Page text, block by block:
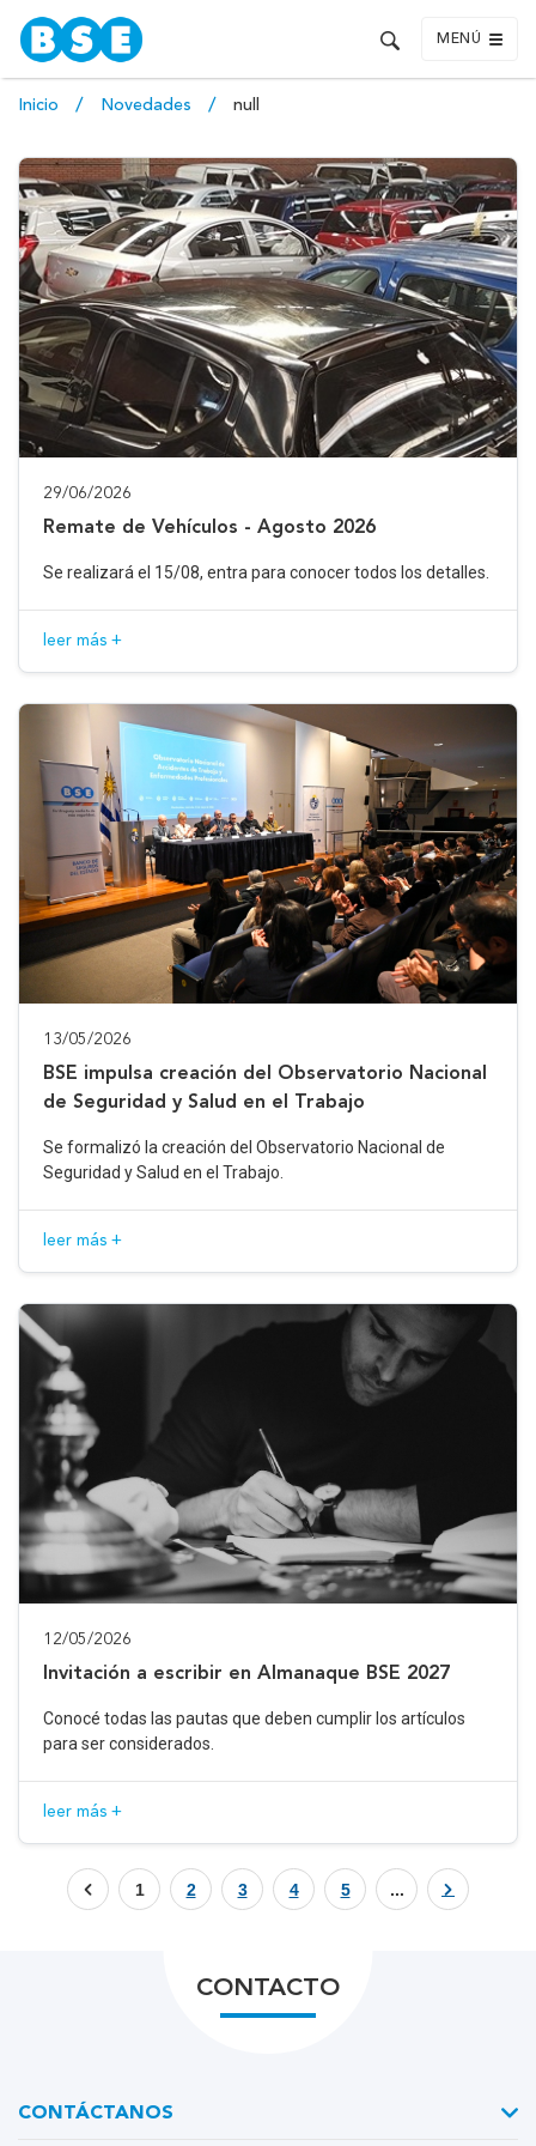
MENÚ
Inicio Novedades null
29/06/2026
Remate de Vehículos - Agosto 2026
Se realizará el 15/08, entra para conocer todos los detalles.
leer más +
13/05/2026
BSE impulsa creación del Observatorio Nacional
de Seguridad y Salud en el Trabajo
Se formalizó la creación del Observatorio Nacional de
Seguridad y Salud en el Trabajo.
leer más +
12/05/2026
Invitación a escribir en Almanaque BSE 2027
Conocé todas las pautas que deben cumplir los artículos
para ser considerados.
leer más +
1 2 3 4 5 ...
CONTACTO
CONTÁCTANOS